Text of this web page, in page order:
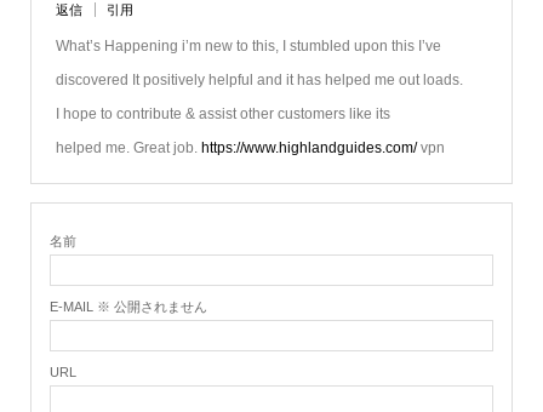
返信 引用
What’s Happening i’m new to this, I stumbled upon this I’ve
discovered It positively helpful and it has helped me out loads.
I hope to contribute & assist other customers like its
helped me. Great job. https://www.highlandguides.com/vpn
名前
E-MAIL ※ 公開されません
URL